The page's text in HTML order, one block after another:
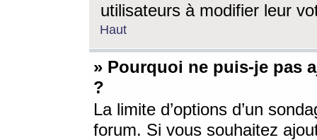
utilisateurs à modifier leur
Haut
» Pourquoi ne puis-je pas
?
La limite d’options d’un
forum. Si vous souhaitez